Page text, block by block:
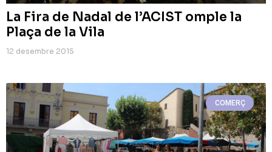
La Fira de Nadal de l’ACIST omple la
Plaça de la Vila
12 desembre 2015
COMERÇ